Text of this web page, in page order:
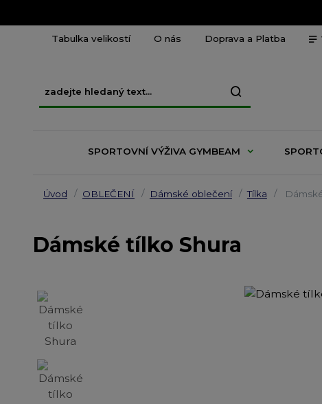
Tabulka velikostí O nás Doprava a Platba
SPORTOVNÍ VÝŽIVA GYMBEAM
Úvod OBLEČENÍ Dámské oblečení Tílka
Dámské tílko Shura